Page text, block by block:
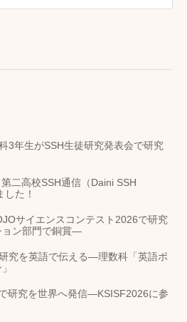
3年生がSSH生徒研究発表会で研究
第二高校SSH通信（Daini SSH
た！
サイエンスコンテスト2026で研究
ン部門で銅賞―
究を英語で伝える―理数科「英語ポ
研究を世界へ発信―KSISF2026に参